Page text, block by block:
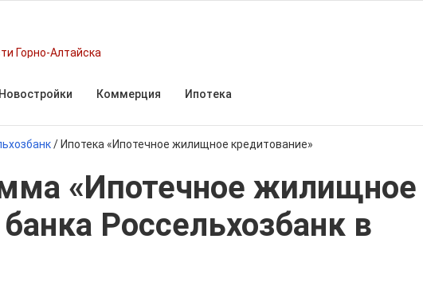
Горно-Алтайска
Новостройки Коммерция Ипотека
/ Ипотека «Ипотечное жилищное кредитование»
«Ипотечное жилищное
Россельхозбанк в